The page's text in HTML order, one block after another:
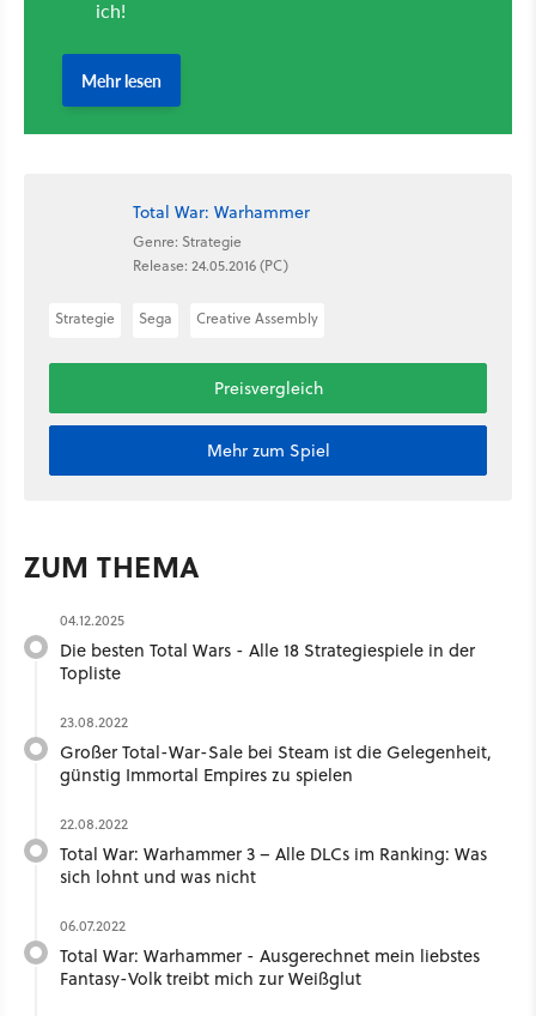
Total War: Warhammer
Genre: Strategie
Release: 24.05.2016 (PC)
Strategie Sega Creative Assembly
Preisvergleich
Mehr zum Spiel
ZUM THEMA
04.12.2025
Die besten Total Wars - Alle 18 Strategiespiele in der
Topliste
23.08.2022
Großer Total-War-Sale bei Steam ist die Gelegenheit,
günstig Immortal Empires zu spielen
22.08.2022
Total War: Warhammer 3 – Alle DLCs im Ranking: Was
sich lohnt und was nicht
06.07.2022
Total War: Warhammer - Ausgerechnet mein liebstes
Fantasy-Volk treibt mich zur Weißglut